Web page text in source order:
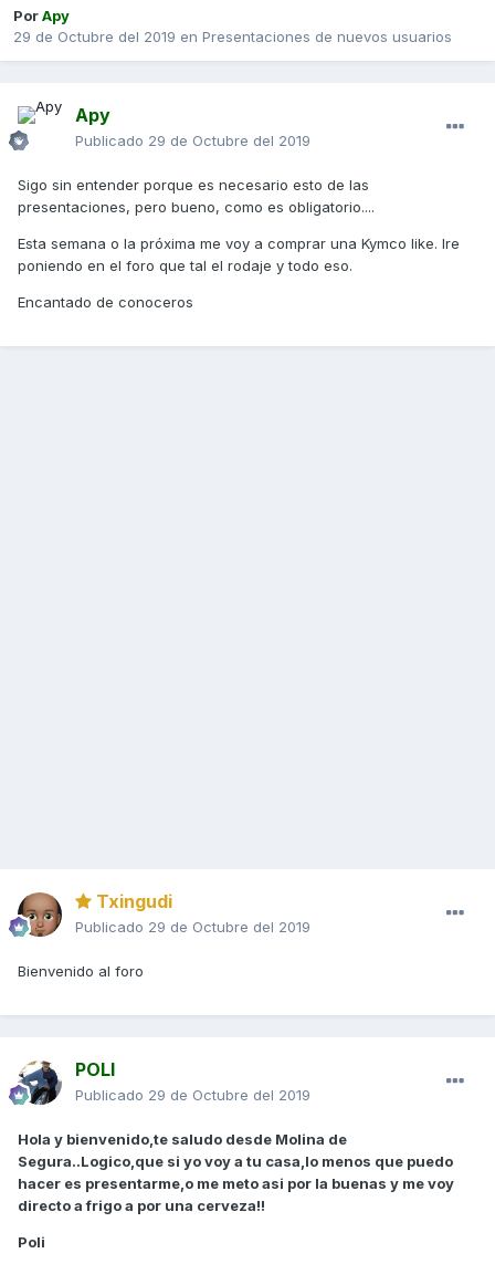
PorApy
29 de Octubre del 2019 en Presentaciones de nuevos usuarios
Apy
Publicado 29 de Octubre del 2019
Sigo sin entender porque es necesario esto de las
presentaciones, pero bueno, como es obligatorio....
Esta semana o la próxima me voy a comprar una Kymco like. Ire
poniendo en el foro que tal el rodaje y todo eso.
Encantado de conoceros
Txingudi
Publicado 29 de Octubre del 2019
Bienvenido al foro
POLI
Publicado 29 de Octubre del 2019
Hola y bienvenido,te saludo desde Molina de
Segura..Logico,que si yo voy a tu casa,lo menos que puedo
hacer es presentarme,o me meto asi por la buenas y me voy
directo a frigo a por una cerveza!!
Poli